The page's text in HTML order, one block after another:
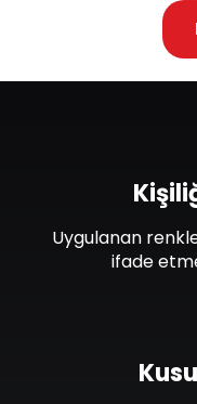
Uygulanan
ifade